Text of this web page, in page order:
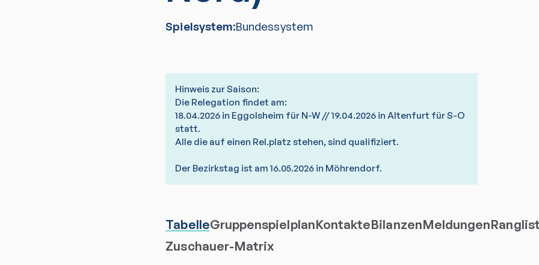
Spielsystem:Bundessystem
Hinweis zur Saison:
Die Relegation findet am:
18.04.2026 in Eggolsheim für N-W // 19.04.2026 in Altenfurt für S-O
statt.
Alle die auf einen Rel.platz stehen, sind qualifiziert.
Der Bezirkstag ist am 16.05.2026 in Möhrendorf.
TabelleGruppenspielplanKontakteBilanzenMeldungen
Zuschauer-Matrix